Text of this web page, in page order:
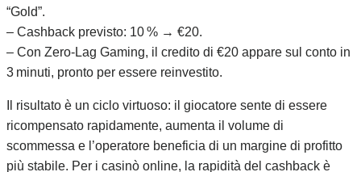
“Gold”.
– Cashback previsto: 10 % → €20.
– Con Zero‑Lag Gaming, il credito di €20 appare sul conto in
3 minuti, pronto per essere reinvestito.
Il risultato è un ciclo virtuoso: il giocatore sente di essere
ricompensato rapidamente, aumenta il volume di
scommessa e l’operatore beneficia di un margine di profitto
più stabile. Per i casinò online, la rapidità del cashback è